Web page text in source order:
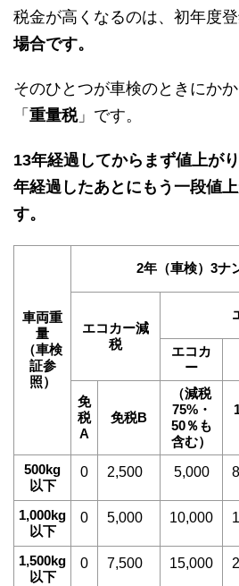
税金が高くなるのは、初年度
場合です。
そのひとつが車検のときにか
「 重量税」です。
13年経過してからまず値上がり
年経過したあとにもう一段値
す。
車両重
量
（車検
証参
照）
2年（車検）3ナ
エコカー減
税
エコカ
ー
免
税
A
免税B
（減税
75%・
50％も
含む）
500kg
以下
0 2,500 5,000
1,000kg
以下
0 5,000 10,000
1,500kg
以下
0 7,500 15,000